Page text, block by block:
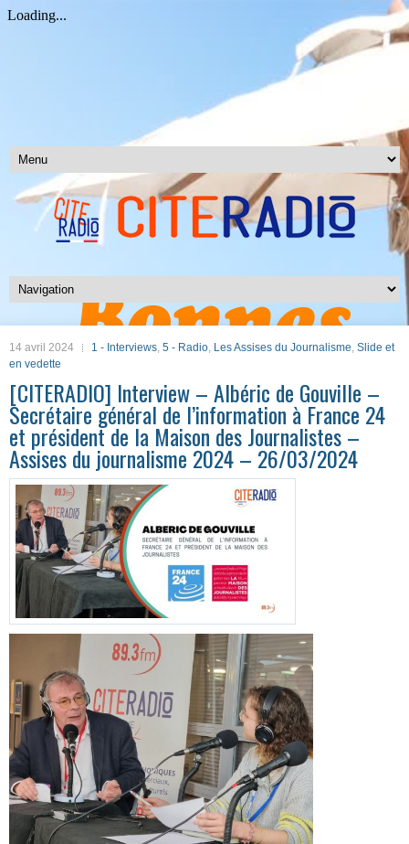
14 avril 2024 1 - Interviews, 5 - Radio, Les Assises du Journalisme, Slide et
en vedette
[CITERADIO] Interview – Albéric de Gouville –
Secrétaire général de l’information à France 24
et président de la Maison des Journalistes –
Assises du journalisme 2024 – 26/03/2024